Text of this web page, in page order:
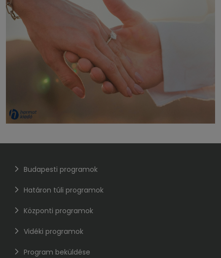
Budapesti programok
Határon túli programok
Központi programok
Vidéki programok
Program beküldése